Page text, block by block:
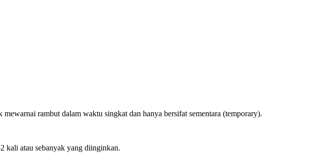
rambut dalam waktu singkat dan hanya bersifat sementara (temporary).
kali atau sebanyak yang diinginkan.